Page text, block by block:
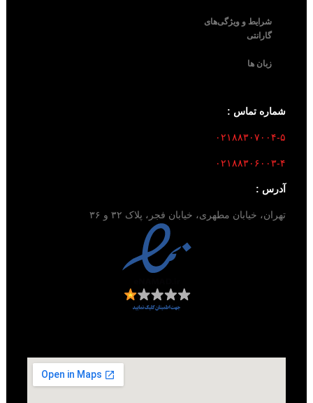
شرایط و ویژگی‌های
گارانتی
زبان ها
شماره تماس :
۰۲۱۸۸۳۰۷۰۰۴-۵
۰۲۱۸۸۳۰۶۰۰۳-۴
آدرس :
تهران، خیابان مطهری، خیابان فجر، پلاک ۳۲ و ۳۶